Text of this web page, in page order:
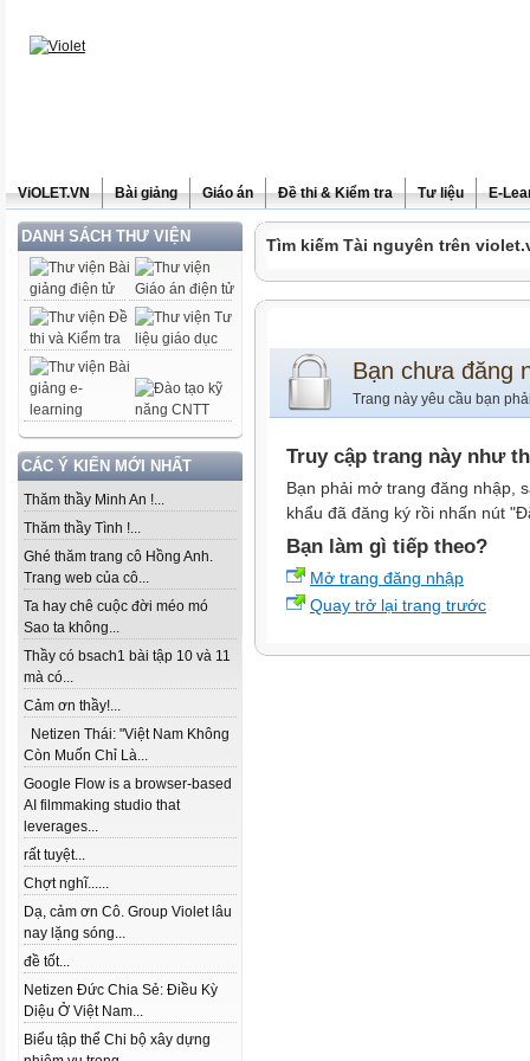
ViOLET.VN Bài giảng Giáo án Đề thi & Kiểm tra Tư liệu E-
DANH SÁCH THƯ VIỆN
CÁC Ý KIẾN MỚI NHẤT
Thăm thầy Minh An !...
Thăm thầy Tình !...
Ghé thăm trang cô Hồng Anh.
Trang web của cô...
Ta hay chê cuộc đời méo mó
Sao ta không...
Thầy có bsach1 bài tập 10 và 11
mà có...
Cảm ơn thầy!...
Netizen Thái: "Việt Nam Không
Còn Muốn Chỉ Là...
Google Flow is a browser-based
AI filmmaking studio that
leverages...
rất tuyệt...
Chợt nghĩ......
Dạ, cảm ơn Cô. Group Violet lâu
nay lặng sóng...
đề tốt...
Netizen Đức Chia Sẻ: Điều Kỳ
Diệu Ở Việt Nam...
Biểu tập thể Chi bộ xây dựng
Tìm kiếm Tài nguyên trên
Bạn chưa đăng
Trang này yêu cầu bạn
Truy cập trang này như
Bạn phải mở trang đăng nhập,
khẩu đã đăng ký rồi nhấn nút
Bạn làm gì tiếp theo?
Mở trang đăng nhập
Quay trở lại trang trước